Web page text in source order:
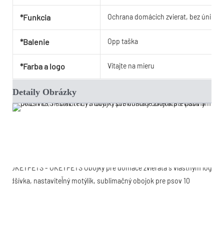
*Funkcia Ochrana domácich zvierat, bez úniku
*Balenie Opp taška
*Farba a logo Vitajte na mieru
Detaily Obrázky